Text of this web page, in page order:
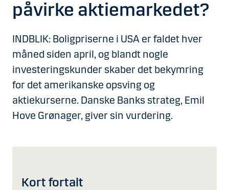
påvirke aktiemarkedet?
INDBLIK: Boligpriserne i USA er faldet hver
måned siden april, og blandt nogle
investeringskunder skaber det bekymring
for det amerikanske opsving og
aktiekurserne. Danske Banks strateg, Emil
Hove Grønager, giver sin vurdering.
Kort fortalt